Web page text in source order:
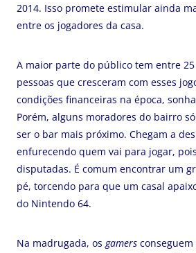
2014. Isso promete estimular ainda
entre os jogadores da casa.
A maior parte do público tem entre 25
pessoas que cresceram com esses
condições financeiras na época,
Porém, alguns moradores do bairro
ser o bar mais próximo. Chegam a
enfurecendo quem vai para jogar,
disputadas. É comum encontrar um
pé, torcendo para que um casal
do Nintendo 64.
Na madrugada, os gamers